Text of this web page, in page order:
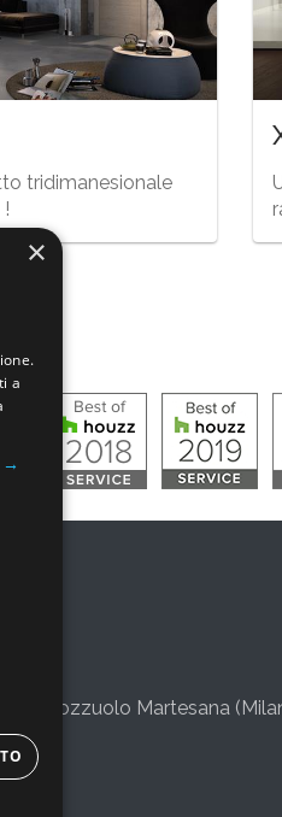
tridimanesionale
Pozzuolo Martesana
×
a
→